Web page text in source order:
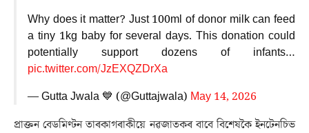
Why does it matter? Just 100ml of donor milk can feed
a tiny 1kg baby for several days. This donation could
potentially support dozens of infants…
pic.twitter.com/JzEXQZDrXa
— Gutta Jwala 💙 (@Guttajwala) May 14, 2026
প্ৰাক্তন বেডমিণ্টন তাৰকাগৰাকীয়ে নৱজাতকৰ বাবে বিশেষকৈ ইনটেনচিভ